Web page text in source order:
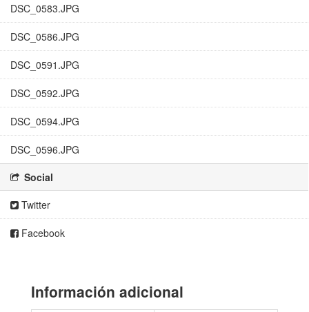
DSC_0583.JPG
DSC_0586.JPG
DSC_0591.JPG
DSC_0592.JPG
DSC_0594.JPG
DSC_0596.JPG
Social
Twitter
Facebook
Información adicional